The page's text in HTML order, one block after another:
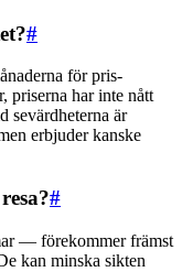
#
för pris-
priserna har inte nått
sevärdheterna är
erbjuder kanske
#
— förekommer främst
kan minska sikten